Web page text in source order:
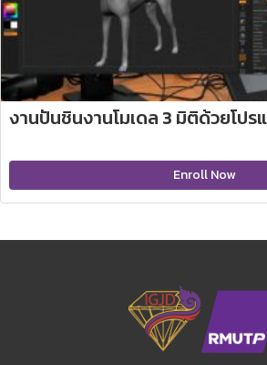
งานปั้นชิ้นงานโมเดล 3 มิติด้วยโป
Enroll Now